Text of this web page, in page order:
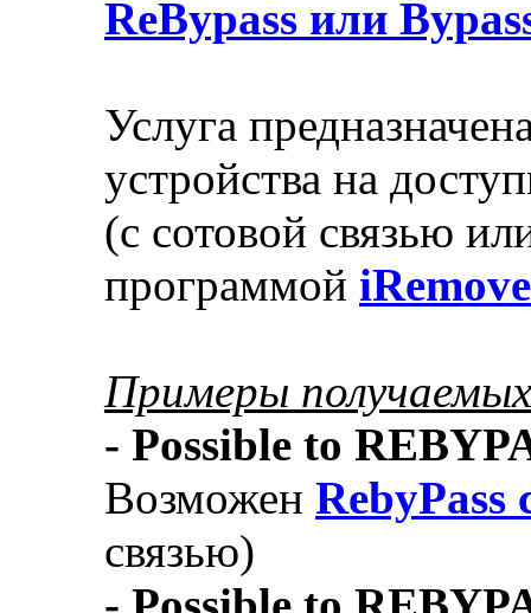
ReBypass или
Услуга
устройства на
(с сотовой связью
программой
Примеры
- Possible to
Возможен RebyPass
связью)